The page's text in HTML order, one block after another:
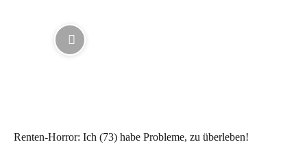
Renten-Horror: Ich (73) habe Probleme, zu überleben!